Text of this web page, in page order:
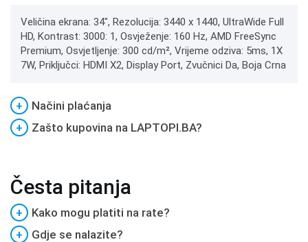
Veličina ekrana: 34", Rezolucija: 3440 x 1440, UltraWide Full
HD, Kontrast: 3000: 1, Osvježenje: 160 Hz, AMD FreeSync
Premium, Osvjetljenje: 300 cd/m², Vrijeme odziva: 5ms, 1X
7W, Priključci: HDMI X2, Display Port, Zvučnici Da, Boja Crna
+
Načini plaćanja
+
Zašto kupovina na LAPTOPI.BA?
Česta pitanja
+
Kako mogu platiti na rate?
+
Gdje se nalazite?